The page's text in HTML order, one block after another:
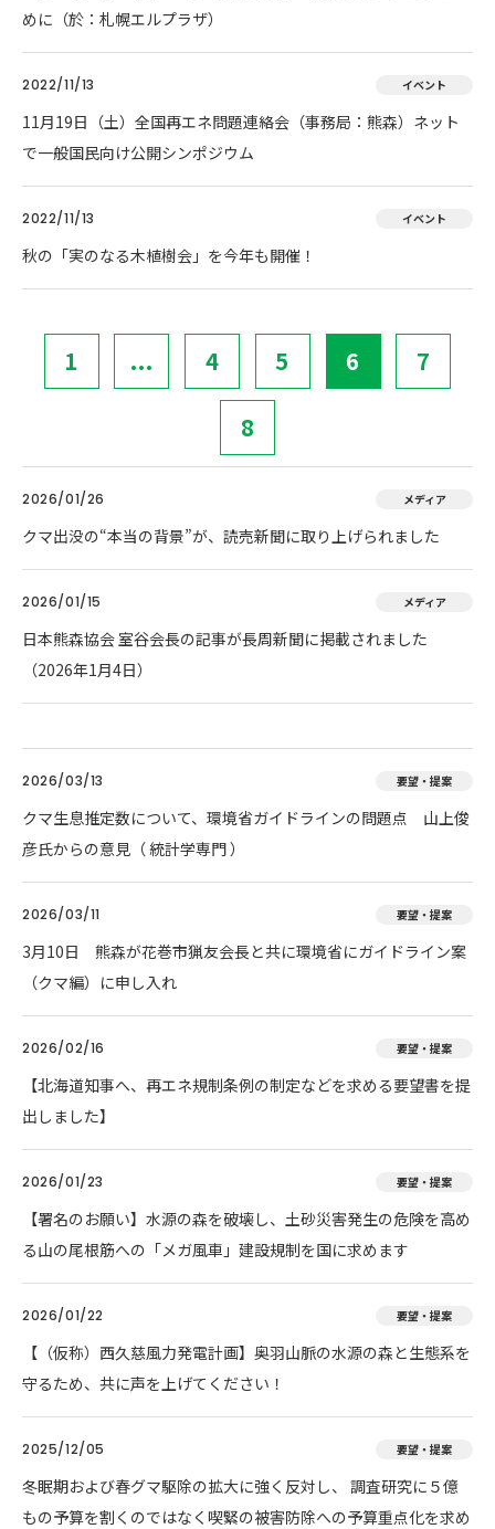
めに（於：札幌エルプラザ）
2022/11/13 イベント
11月19日（土）全国再エネ問題連絡会（事務局：熊森）ネット
で一般国民向け公開シンポジウム
2022/11/13 イベント
秋の「実のなる木植樹会」を今年も開催！
1 ... 4 5 6 7
8
2026/01/26 メディア
クマ出没の“本当の背景”が、読売新聞に取り上げられました
2026/01/15 メディア
日本熊森協会 室谷会長の記事が長周新聞に掲載されました
（2026年1月4日）
2026/03/13 要望・提案
クマ生息推定数について、環境省ガイドラインの問題点 山上俊
彦氏からの意見（ 統計学専門 ）
2026/03/11 要望・提案
3月10日 熊森が花巻市猟友会長と共に環境省にガイドライン案
（クマ編）に申し入れ
2026/02/16 要望・提案
【北海道知事へ、再エネ規制条例の制定などを求める要望書を提
出しました】
2026/01/23 要望・提案
【署名のお願い】水源の森を破壊し、土砂災害発生の危険を高め
る山の尾根筋への「メガ風車」建設規制を国に求めます
2026/01/22 要望・提案
【（仮称）西久慈風力発電計画】奥羽山脈の水源の森と生態系を
守るため、共に声を上げてください！
2025/12/05 要望・提案
冬眠期および春グマ駆除の拡大に強く反対し、 調査研究に５億
もの予算を割くのではなく喫緊の被害防除への予算重点化を求め